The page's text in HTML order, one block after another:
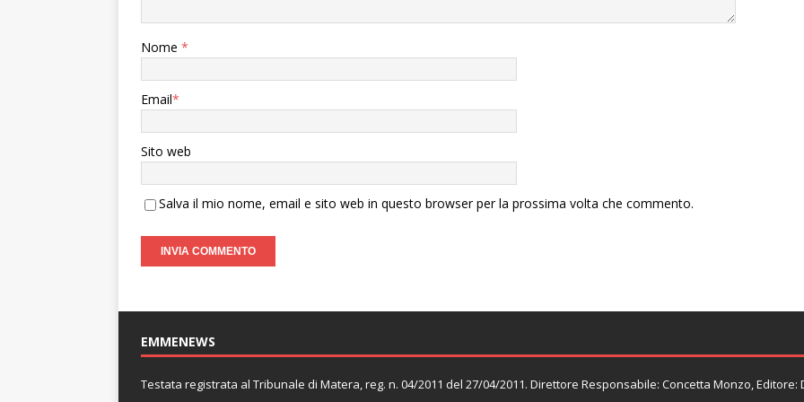
Nome *
Email*
Sito web
Salva il mio nome, email e sito web in questo browser per la prossima volta che commento.
EMMENEWS
Testata registrata al Tribunale di Matera, reg. n. 04/2011 del 27/04/2011. Direttore Responsabile: Concetta Monzo, Editore: